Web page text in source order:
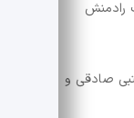
رادمنش
صادقی و